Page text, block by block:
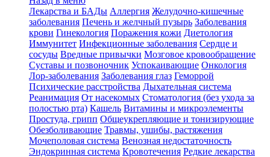
Лекарства и БАДы Аллергия Желудочно-кишечные
заболевания Печень и желчный пузырь Заболевания
крови Гинекология Поражения кожи Диетология
Иммунитет Инфекционные заболевания Сердце и
сосуды Вредные привычки Мозговое кровообращение
Суставы и позвоночник Успокаивающие Онкология
Лор-заболевания Заболевания глаз Геморрой
Психические расстройства Дыхательная система
Реанимация От насекомых Стоматология (без ухода за
полостью рта) Кашель Витамины и микроэлементы
Простуда, грипп Общеукрепляющие и тонизирующие
Обезболивающие Травмы, ушибы, растяжения
Мочеполовая система Венозная недостаточность
Эндокринная система Кровотечения Редкие лекарства